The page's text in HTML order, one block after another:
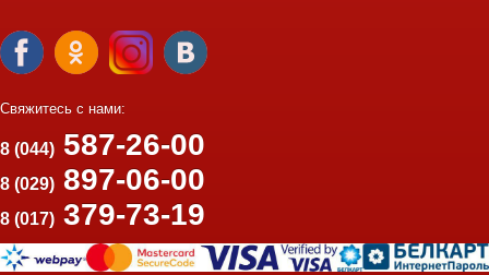
Свяжитесь с нами:
8 (044) 587-26-00
8 (029) 897-06-00
8 (017) 379-73-19